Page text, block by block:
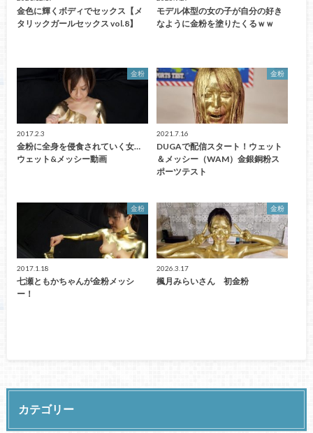
金色に輝くボディでセックス【メ
タリックガールセックス vol.8】
モデル体型の女の子が自分の好き
なように金粉を塗りたくるｗｗ
金粉
2017.2.3
金粉に全身を侵食されていく女…
ウェット&メッシー動画
金粉
2021.7.16
DUGAで配信スタート！ウェット
＆メッシー（WAM）金銀銅粉ス
ポーツテスト
金粉
2017.1.18
七瀬ともかちゃんが金粉メッシ
ー！
金粉
2026.3.17
楓月みらいさん 初金粉
カテゴリー